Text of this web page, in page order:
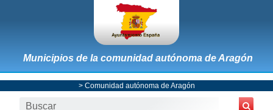
Municipios de la comunidad autónoma de Aragón
> Comunidad autónoma de Aragón